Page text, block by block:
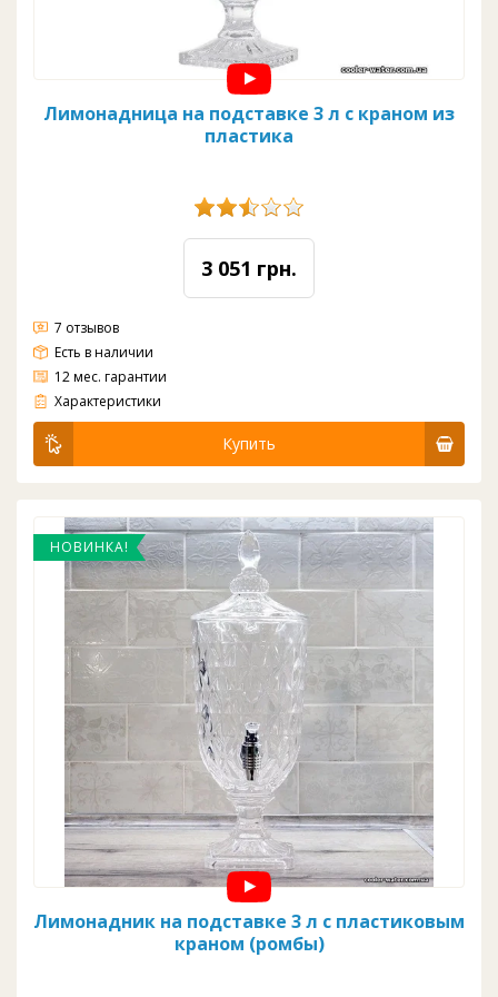
Лимонадница на подставке 3 л с краном из
пластика
3 051 грн.
7 отзывов
Есть в наличии
12 мес. гарантии
Материал: стекло
Вода: комнатная
Цвет: прозрачный
Кран: пластик
Объем: 3 л
Диаметр: 170 мм
Высота: 470 мм
Характеристики
Купить
НОВИНКА!
Лимонадник на подставке 3 л c пластиковым
краном (ромбы)